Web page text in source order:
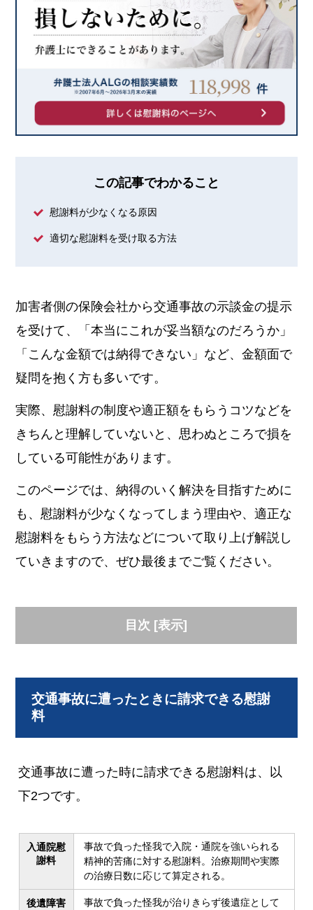
この記事でわかること
慰謝料が少なくなる原因
適切な慰謝料を受け取る方法
加害者側の保険会社から交通事故の示談金の提示
を受けて、「本当にこれが妥当額なのだろうか」
「こんな金額では納得できない」など、金額面で
疑問を抱く方も多いです。
実際、慰謝料の制度や適正額をもらうコツなどを
きちんと理解していないと、思わぬところで損を
している可能性があります。
このページでは、納得のいく解決を目指すために
も、慰謝料が少なくなってしまう理由や、適正な
慰謝料をもらう方法などについて取り上げ解説し
ていきますので、ぜひ最後までご覧ください。
目次 [表示]
交通事故に遭ったときに請求できる慰謝
料
交通事故に遭った時に請求できる慰謝料は、以
下2つです。
入通院慰
謝料
事故で負った怪我で入院・通院を強いられる
精神的苦痛に対する慰謝料。治療期間や実際
の治療日数に応じて算定される。
後遺障害
事故で負った怪我が治りきらず後遺症として